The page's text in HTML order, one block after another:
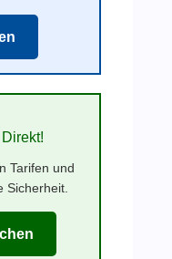
Tarifen und
Sicherheit.